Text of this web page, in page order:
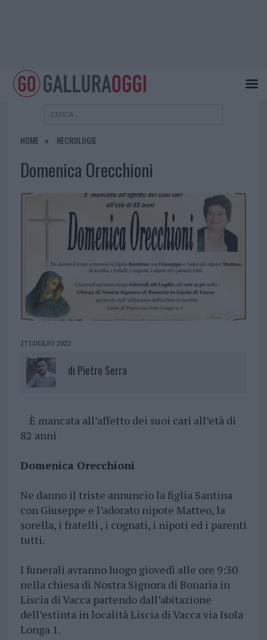
HOME NECROLOGIE
Domenica Orecchioni
27 LUGLIO 2022
di Pietro Serra
È mancata all’affetto dei suoi cari all’età di
82 anni
Domenica Orecchioni
Ne danno il triste annuncio la figlia Santina
con Giuseppe e l’adorato nipote Matteo, la
sorella, i fratelli , i cognati, i nipoti ed i parenti
tutti.
I funerali avranno luogo giovedì alle ore 9:30
nella chiesa di Nostra Signora di Bonaria in
Liscia di Vacca partendo dall’abitazione
dell’estinta in località Liscia di Vacca via Isola
Longa 1.